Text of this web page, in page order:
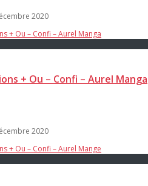
2020
+ Ou – Confi – Aurel Manga
2020